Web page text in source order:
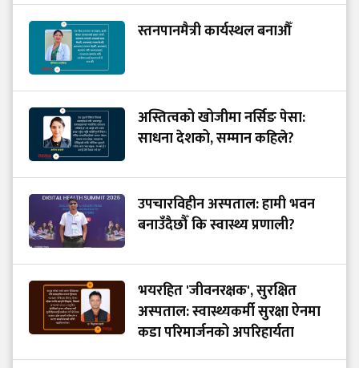
स्तनपानमैत्री कार्यस्थल बनाऔँ
अस्तित्वको खोजीमा नर्सिङ पेसा:
साधना देशको, सम्मान कहिले?
उपचारविहीन अस्पताल: हामी भवन
बनाउँदैछौँ कि स्वास्थ्य प्रणाली?
भयरहित 'जीवनरक्षक', सुरक्षित
अस्पताल: स्वास्थ्यकर्मी सुरक्षा ऐनमा
कडा परिमार्जनको अपरिहार्यता